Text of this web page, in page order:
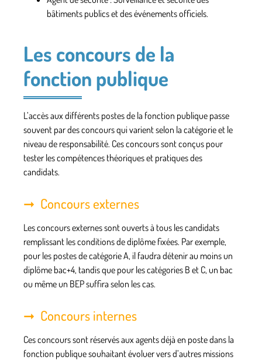
bâtiments publics et des événements officiels.
Les concours de la
fonction publique
L’accès aux différents postes de la fonction publique passe
souvent par desconcoursqui varient selon la catégorie et le
niveau de responsabilité. Ces concours sont conçus pour
tester les compétences théoriques et pratiques des
candidats.
Concours externes
Lesconcours externessont ouverts à tous les candidats
remplissant les conditions de diplôme fixées. Par exemple,
pour les postes de catégorie A, il faudra détenir au moins un
diplôme bac+4, tandis que pour les catégories B et C, un bac
ou même un BEP suffira selon les cas.
Concours internes
Ces concours sont réservés aux agents déjà en poste dans la
fonction publique souhaitant évoluer vers d’autres missions